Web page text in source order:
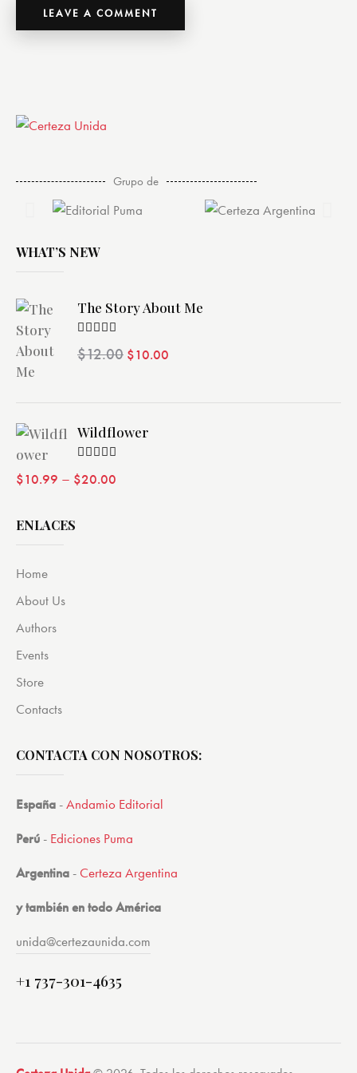
Grupo de
WHAT’S NEW
The Story About Me
Valorado
con4.00
$12.00 $10.00
Wildflower
con4.00
$10.99 – $20.00
ENLACES
Home
About Us
Authors
Events
Store
Contacts
CONTACTA CON NOSOTROS:
España -Andamio Editorial
Perú - Ediciones Puma
Argentina -Certeza Argentina
y también en todo América
unida@certezaunida.com
+1 737-301-4635